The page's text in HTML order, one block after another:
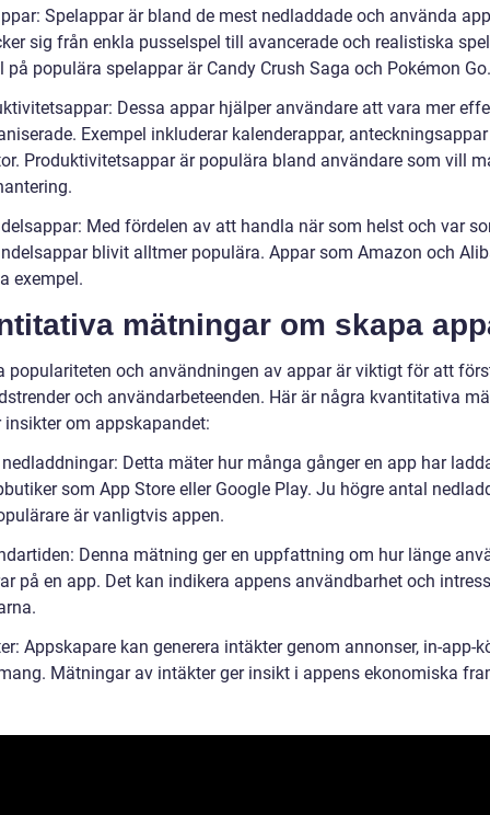
Spelappar är bland de mest nedladdade och använda
sig från enkla pusselspel till avancerade och realistiska
på populära spelappar är Candy Crush Saga och Pokémon Go.
Dessa appar hjälper användare att vara mer
Exempel inkluderar kalenderappar,
Produktivitetsappar är populära bland användare som vill
Med fördelen av att handla när som helst och var
blivit alltmer populära. Appar som Amazon och
exempel.
mätningar om skapa
populariteten och användningen av appar är viktigt för att
och användarbeteenden. Här är några kvantitativa
insikter om appskapandet:
Detta mäter hur många gånger en app har
som App Store eller Google Play. Ju högre antal
är vanligtvis appen.
Denna mätning ger en uppfattning om hur länge
på en app. Det kan indikera appens användbarhet och
Appskapare kan generera intäkter genom annonser, in-app-
Mätningar av intäkter ger insikt i appens ekonomiska